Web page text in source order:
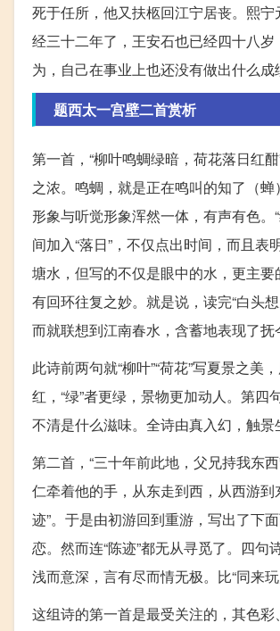
死于任所，他又扶柩回江宁居丧。熙
经三十二年了，王安石也已经四十八
为，自己在事业上也还没有做出什么成
题西太一宫壁二首赏析
第一首，“柳叶鸣蜩绿暗，荷花落日红
之浓。鸣蜩，就是正在鸣叫的知了（蝉
形象与听觉形象浑然一体，有声有色。
间加入“落日”，不仅点出时间，而且
塘水，但写的不仅是眼中的水，更主
有回环往复之妙。就是说，读完“白头
而就联想到江南春水，含蓄地表现了抚
此诗前两句就“柳叶”“荷花”写夏景之美
红，“绿”者更绿，景物更加动人。第四
不清是什么滋味。全诗由真入幻，触景
第二首，“三十年前此地，父兄持我东
仁牵着他的手，从东走到西，从西游
迹”。于是由初游回到重游，写出了下
恋。然而连“陈迹”都无从寻觅了。四
浅而意深，言有尽而情无极。比“同来
这组诗的第一首是最受关注的，其色